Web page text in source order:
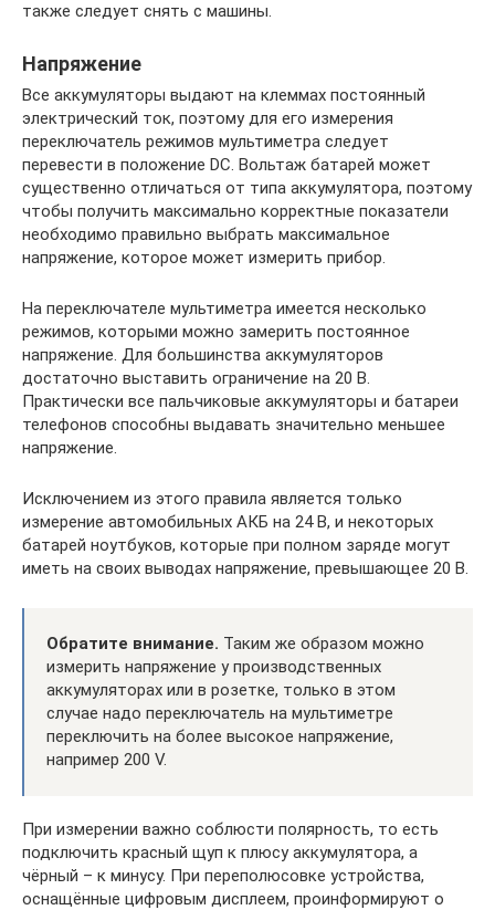
также следует снять с машины.
Напряжение
Все аккумуляторы выдают на клеммах постоянный
электрический ток, поэтому для его измерения
переключатель режимов мультиметра следует
перевести в положение DC. Вольтаж батарей может
существенно отличаться от типа аккумулятора, поэтому
чтобы получить максимально корректные показатели
необходимо правильно выбрать максимальное
напряжение, которое может измерить прибор.
На переключателе мультиметра имеется несколько
режимов, которыми можно замерить постоянное
напряжение. Для большинства аккумуляторов
достаточно выставить ограничение на 20 В.
Практически все пальчиковые аккумуляторы и батареи
телефонов способны выдавать значительно меньшее
напряжение.
Исключением из этого правила является только
измерение автомобильных АКБ на 24 В, и некоторых
батарей ноутбуков, которые при полном заряде могут
иметь на своих выводах напряжение, превышающее 20 В.
Обратите внимание. Таким же образом можно
измерить напряжение у производственных
аккумуляторах или в розетке, только в этом
случае надо переключатель на мультиметре
переключить на более высокое напряжение,
например 200 V.
При измерении важно соблюсти полярность, то есть
подключить красный щуп к плюсу аккумулятора, а
чёрный – к минусу. При переполюсовке устройства,
оснащённые цифровым дисплеем, проинформируют о